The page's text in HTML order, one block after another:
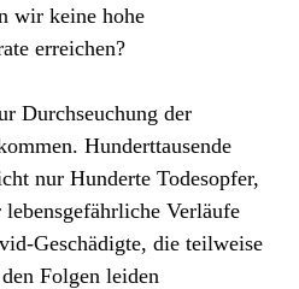
wir keine hohe
erreichen?
Durchseuchung der
Hunderttausende
nur Hunderte Todesopfer,
Verläufe
Geschädigte, die teilweise
Folgen leiden